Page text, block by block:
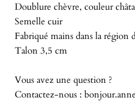
Doublure chèvre, couleur
Semelle cuir
Fabriqué mains dans la région
Talon 3,5 cm
Vous avez une question ?
Contactez-nous :